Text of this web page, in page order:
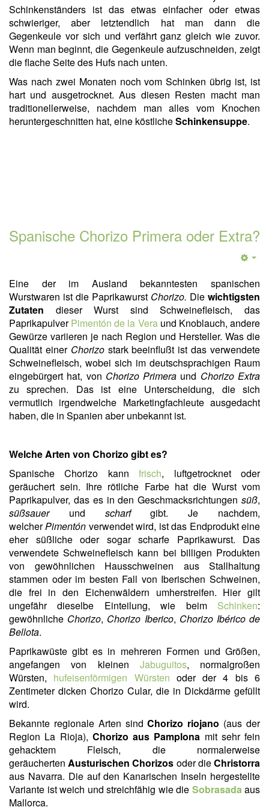
Schinkenständers ist das etwas einfacher oder etwas
schwieriger, aber letztendlich hat man dann die
Gegenkeule vor sich und verfährt ganz gleich wie zuvor.
Wenn man beginnt, die Gegenkeule aufzuschneiden, zeigt
die flache Seite des Hufs nach unten.
Was nach zwei Monaten noch vom Schinken übrig ist, ist
hart und ausgetrocknet. Aus diesen Resten macht man
traditionellerweise, nachdem man alles vom Knochen
heruntergeschnitten hat, eine köstlicheSchinkensuppe.
Spanische Chorizo Primera oder Extra?
Eine der im Ausland bekanntesten spanischen
Wurstwaren ist die Paprikawurst Chorizo. Die wichtigsten
Zutaten dieser Wurst sind Schweinefleisch, das
PaprikapulverPimentón de la Veraund Knoblauch, andere
Gewürze variieren je nach Region und Hersteller. Was die
Qualität einer Chorizostark beeinflußt ist das verwendete
Schweinefleisch, wobei sich im deutschsprachigen Raum
eingebürgert hat, von Chorizo Primera und Chorizo Extra
zu sprechen. Das ist eine Unterscheidung, die sich
vermutlich irgendwelche Marketingfachleute ausgedacht
haben, die in Spanien aber unbekannt ist.
Welche Arten von Chorizo gibt es?
Spanische Chorizo kannfrisch, luftgetrocknet oder
geräuchert sein. Ihre rötliche Farbe hat die Wurst vom
Paprikapulver, das es in den Geschmacksrichtungen süß,
süßsauerund scharfgibt. Je nachdem,
welcherPimentón verwendet wird, ist das Endprodukt eine
eher süßliche oder sogar scharfe Paprikawurst. Das
verwendete Schweinefleisch kann bei billigen Produkten
von gewöhnlichen Hausschweinen aus Stallhaltung
stammen oder im besten Fall von Iberischen Schweinen,
die frei in den Eichenwäldern umherstreifen. Hier gilt
ungefähr dieselbe Einteilung, wie beim Schinken:
gewöhnliche Chorizo, Chorizo Iberico, Chorizo Ibérico de
Bellota.
Paprikawüste gibt es in mehreren Formen und Größen,
angefangen von kleinen Jabuguitos, normalgroßen
Würsten, hufeisenförmigen Würsten oder der 4 bis 6
Zentimeter dicken Chorizo Cular, die in Dickdärme gefüllt
wird.
Bekannte regionale Arten sindChorizo riojano (aus der
Region La Rioja), Chorizo aus Pamplona mit sehr fein
gehacktem Fleisch, die normalerweise
geräuchertenAusturischen Chorizos oder dieChristorra
aus Navarra. Die auf den Kanarischen Inseln hergestellte
Variante ist weich und streichfähig wie die Sobrasadaaus
Mallorca.